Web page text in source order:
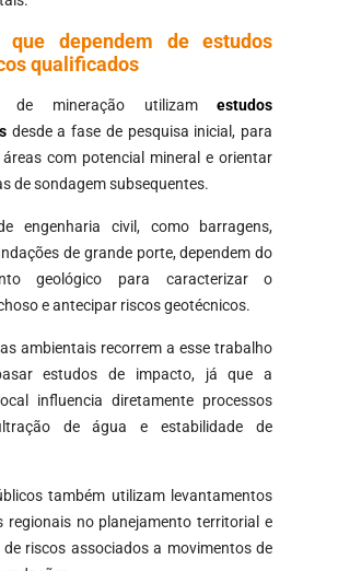
que dependem de estudos
qualificados
de mineração utilizamestudos
desde a fase de pesquisa inicial, para
com potencial mineral e orientar
de sondagem subsequentes.
engenharia civil, como barragens,
de grande porte, dependem do
geológico para caracterizar o
e antecipar riscos geotécnicos.
ambientais recorrem a esse trabalho
estudos de impacto, já que a
influencia diretamente processos
de água e estabilidade de
também utilizam levantamentos
regionais no planejamento territorial e
riscos associados a movimentos de